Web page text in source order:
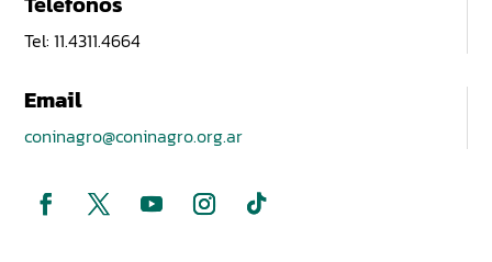
Tel: 11.4311.4664
Email
coninagro@coninagro.org.ar